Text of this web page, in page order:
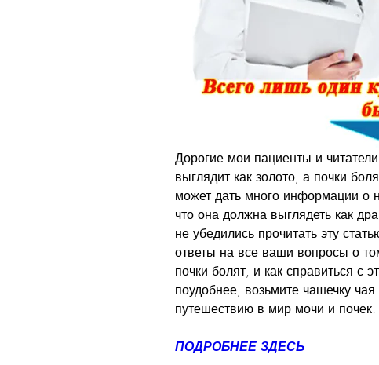
Дорогие мои пациенты и
выглядит как золото, а почки
может дать много информации о
что она должна выглядеть как
не убедились прочитать эту
ответы на все ваши вопросы о
почки болят, и как справиться с
поудобнее, возьмите чашечку чая
путешествию в мир мочи и почек!
ПОДРОБНЕЕ ЗДЕСЬ